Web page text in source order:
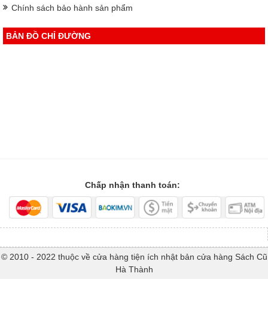
Chính sách bảo hành sản phẩm
BẢN ĐỒ CHỈ ĐƯỜNG
Chấp nhận thanh toán:
© 2010 - 2022 thuộc về cửa hàng tiện ích nhật bản cửa hàng Sách Cũ
Hà Thành